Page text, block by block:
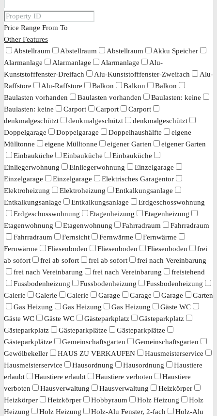
Price Range From To
Other Features
Abstellraum
Abstellraum Abstellraum
Akku Speicher
Alarmanlage
Alarmanlage Alarmanlage
Alu-
Kunststofffenster-Dreifach
Alu-Kunststofffenster-Zweifach
Alu-
Raffstore
Alu-Raffstore Balkon Balkon
Balkon
Baulasten vorhanden
Baulasten vorhanden
Baulasten: keine
Baulasten: keine
Carport Carport
Carport
denkmalgeschützt
denkmalgeschützt
denkmalgeschützt
Doppelgarage
Doppelgarage Doppelhaushälfte
eigene
Mülltonne
eigene Mülltonne eigener Garten
eigener Garten
Einbauküche
Einbauküche
Einbauküche
Einliegerwohnung
Einliegerwohnung
Einzelgarage
Einzelgarage
Einzelgarage
Elektrisches Garagentor
Elektroheizung
Elektroheizung
Entkalkungsanlage
Entkalkungsanlage
Entkalkungsanlage
Erdgeschosswohnung
Erdgeschosswohnung
Etagenheizung
Etagenheizung
Etagenwohnung
Etagenwohnung Fahrradraum
Fahrradraum
Fahrradraum
Fernsicht Fernwärme
Fernwärme
Fernwärme
Fliesenboden Fliesenboden Fliesenboden
frei
ab sofort
frei ab sofort frei ab sofort
frei nach Vereinbarung
frei nach Vereinbarung
frei nach Vereinbarung
freistehend
Fussbodenheizung
Fussbodenheizung
Fussbodenheizung
Galerie
Galerie Galerie Garage Garage Garage
Garten
Gas Heizung
Gas Heizung Gas Heizung
Gäste WC
Gäste WC
Gäste WC Gästeparkplatz
Gästeparkplatz
Gästeparkplatz
Gästeparkplätze
Gästeparkplätze
Gästeparkplätze
Gemeinschaftsgarten
Gemeinschaftsgarten
Gewölbekeller
HAUS ZU VERKAUFEN
Hausmeisterservice
Hausmeisterservice
Hausordnung Hausordnung
Haustiere
erlaubt
Haustiere erlaubt Haustiere verboten
Haustiere
verboten
Hausverwaltung Hausverwaltung
Heizkörper
Heizkörper
Heizkörper Hobbyraum Holz Heizung
Holz
Heizung
Holz Heizung Holz-Alu Fenster, 2-fach
Holz-Alu